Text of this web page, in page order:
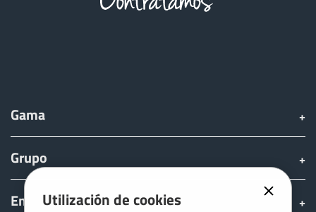
Utilización de cookies
Gama
Grupo
Encontrar & comprar